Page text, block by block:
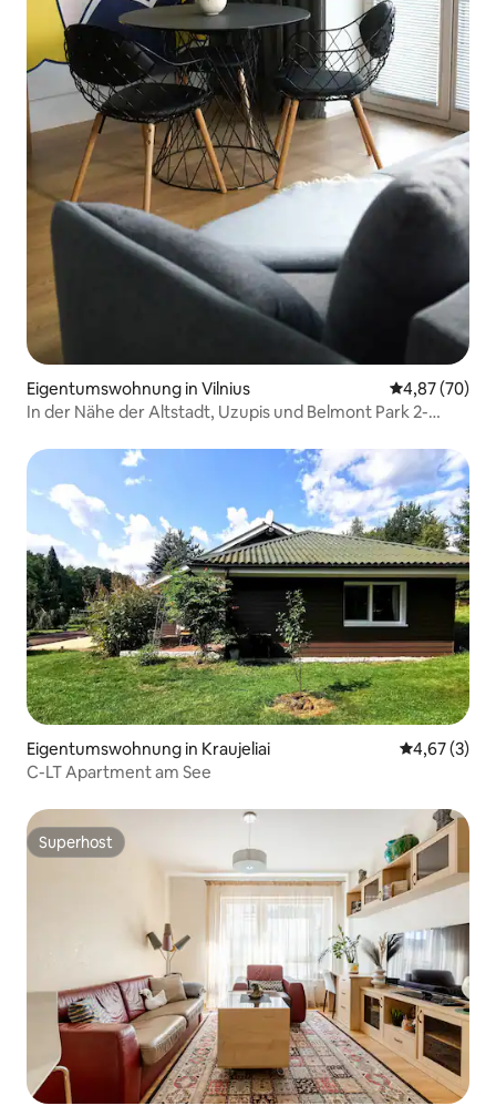
Eigentumswohnung in Vilnius
4,87 (70)
In der Nähe der Altstadt, Uzupis und Belmont Park 2-
Eigentumswohnung in Kraujeliai
4,67 (3)
C-LT Apartment am See
Superhost
Superhost